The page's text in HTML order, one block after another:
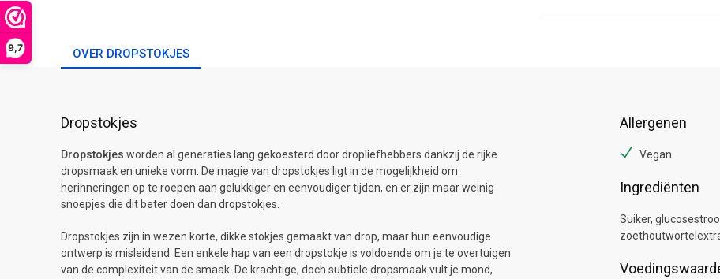
9,7 OVER DROPSTOKJES
Dropstokjes
Dropstokjes worden al generaties lang gekoesterd door dropliefhebbers dankzij de rijke
dropsmaak en unieke vorm. De magie van dropstokjes ligt in de mogelijkheid om
herinneringen op te roepen aan gelukkiger en eenvoudiger tijden, en er zijn maar weinig
snoepjes die dit beter doen dan dropstokjes.
Dropstokjes zijn in wezen korte, dikke stokjes gemaakt van drop, maar hun eenvoudige
ontwerp is misleidend. Een enkele hap van een dropstokje is voldoende om je te overtuigen
van de complexiteit van de smaak. De krachtige, doch subtiele dropsmaak vult je mond,
Allergenen
Vegan
Ingrediënten
Suiker,